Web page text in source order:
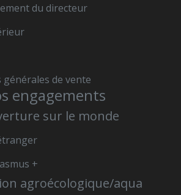
du directeur
de vente
engagements
sur le monde
+
agroécologique/aqua